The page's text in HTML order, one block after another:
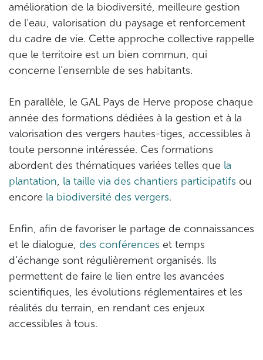
amélioration de la biodiversité, meilleure gestion
de l’eau, valorisation du paysage et renforcement
du cadre de vie. Cette approche collective rappelle
que le territoire est un bien commun, qui
concerne l’ensemble de ses habitants.
En parallèle, le GAL Pays de Herve propose chaque
année des formations dédiées à la gestion et à la
valorisation des vergers hautes-tiges, accessibles à
toute personne intéressée. Ces formations
abordent des thématiques variées telles que la
plantation, la taille via des chantiers participatifs ou
encore la biodiversité des vergers.
Enfin, afin de favoriser le partage de connaissances
et le dialogue, des conférences et temps
d’échange sont régulièrement organisés. Ils
permettent de faire le lien entre les avancées
scientifiques, les évolutions réglementaires et les
réalités du terrain, en rendant ces enjeux
accessibles à tous.